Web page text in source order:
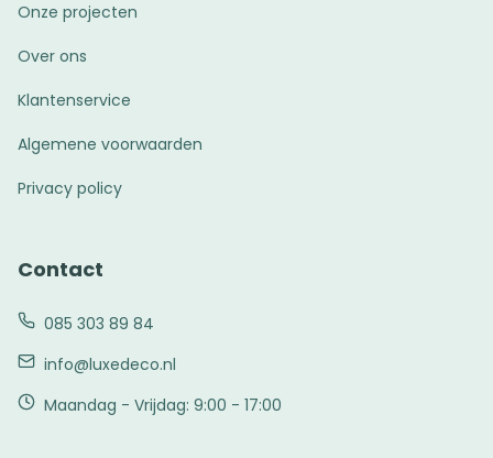
Onze projecten
Over ons
Klantenservice
Algemene voorwaarden
Privacy policy
Contact
085 303 89 84
info@luxedeco.nl
Maandag - Vrijdag: 9:00 - 17:00